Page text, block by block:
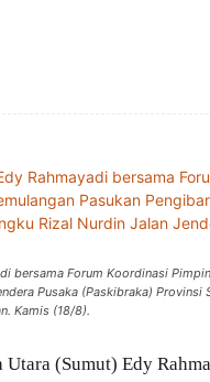
bersama Forum Koordinasi
Pusaka (Paskibraka)
Kamis (18/8).
(Sumut) Edy